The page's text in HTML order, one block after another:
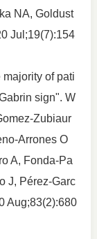
NA, Goldust
Jul;19(7):154
of pati
sign". W
Zubiaur
Arrones O
A, Fonda-Pa
J, Pérez-Garc
Aug;83(2):680